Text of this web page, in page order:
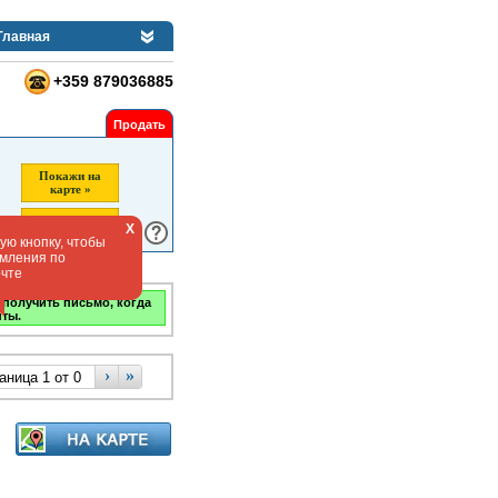
+359 879036885
Продать
Покажи на
карте »
Найти »
письмо, когда
› »
кнопку, чтобы
по
X